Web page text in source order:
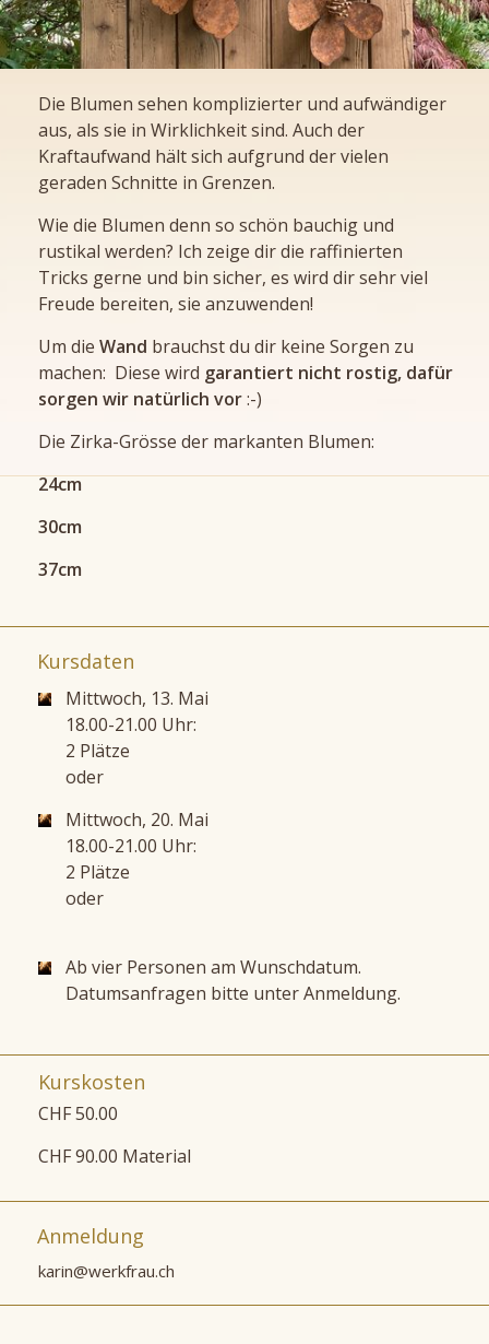
Die Blumen sehen komplizierter und aufwändiger
aus, als sie in Wirklichkeit sind. Auch der
Kraftaufwand hält sich aufgrund der vielen
geraden Schnitte in Grenzen.
Wie die Blumen denn so schön bauchig und
rustikal werden? Ich zeige dir die raffinierten
Tricks gerne und bin sicher, es wird dir sehr viel
Freude bereiten, sie anzuwenden!
Um die Wand brauchst du dir keine Sorgen zu
machen: Diese wird garantiert nicht rostig, dafür
sorgen wir natürlich vor:-)
Die Zirka-Grösse der markanten Blumen:
24cm
30cm
37cm
Kursdaten
Mittwoch, 13. Mai
18.00-21.00 Uhr:
2 Plätze
oder
Mittwoch, 20. Mai
18.00-21.00 Uhr:
2 Plätze
oder
Ab vier Personen am Wunschdatum.
Datumsanfragen bitte unter Anmeldung.
Kurskosten
CHF 50.00
CHF 90.00 Material
Anmeldung
karin@werkfrau.ch